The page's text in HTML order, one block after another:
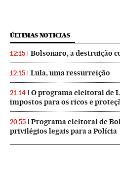
ÚLTIMAS NOTICIAS
12:15 Bolsonaro, a destruição
12:15 Lula, uma ressurreição
21:14
O programa eleitoral de
impostos para os ricos e
20:55
Programa eleitoral de
privilégios legais para a Polícia